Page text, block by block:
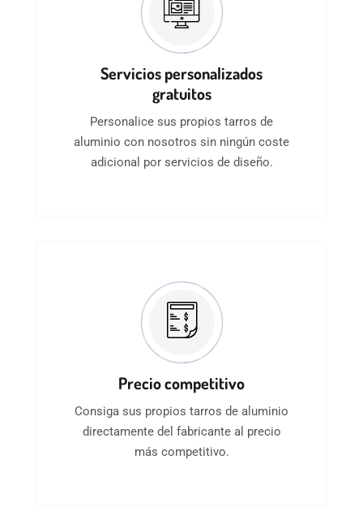
Servicios personalizados
gratuitos
Personalice sus propios tarros de
aluminio con nosotros sin ningún coste
adicional por servicios de diseño.
Precio competitivo
Consiga sus propios tarros de aluminio
directamente del fabricante al precio
más competitivo.